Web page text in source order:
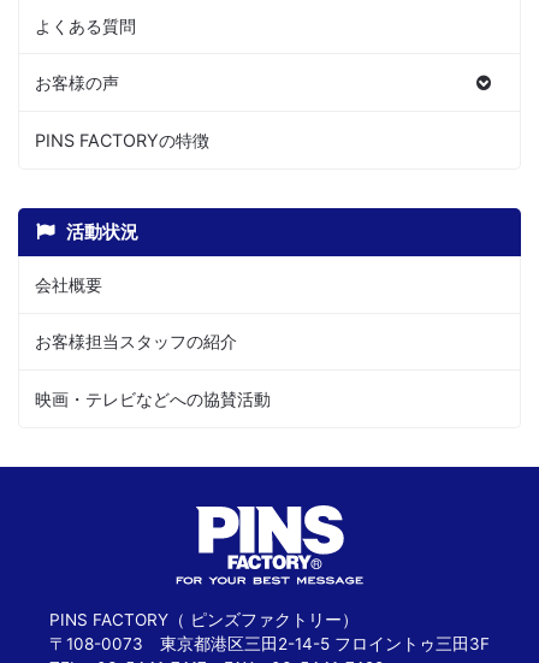
よくある質問
お客様の声
PINS FACTORYの特徴
活動状況
会社概要
お客様担当スタッフの紹介
映画・テレビなどへの協賛活動
PINS FACTORY（ ピンズファクトリー）
〒108-0073 東京都港区三田2-14-5 フロイントゥ三田3F